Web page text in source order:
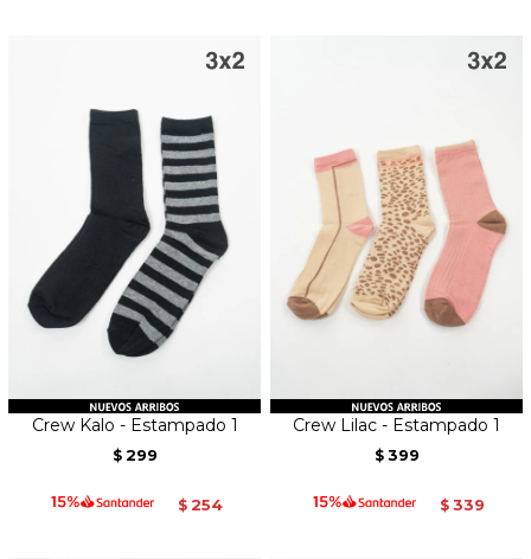
Crew Kalo - Estampado 1
$ 299
$ 254
Crew Lilac - Estampado 1
$ 399
$ 339